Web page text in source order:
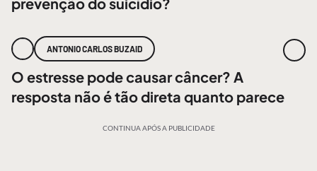
ANTONIO CARLOS BUZAID
O estresse pode causar câncer? A
resposta não é tão direta quanto parece
CONTINUA APÓS A PUBLICIDADE